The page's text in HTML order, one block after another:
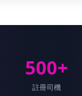
500+
註冊司機